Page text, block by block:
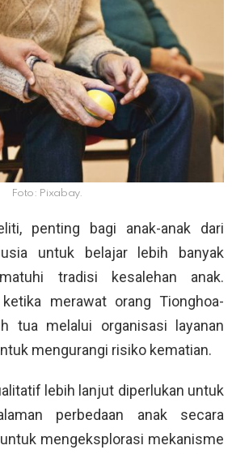
Foto: Pixabay.
penting bagi anak-anak dari
untuk belajar lebih banyak
tradisi kesalehan anak.
merawat orang Tionghoa-
tua melalui organisasi layanan
mengurangi risiko kematian.
lebih lanjut diperlukan untuk
perbedaan anak secara
mengeksplorasi mekanisme